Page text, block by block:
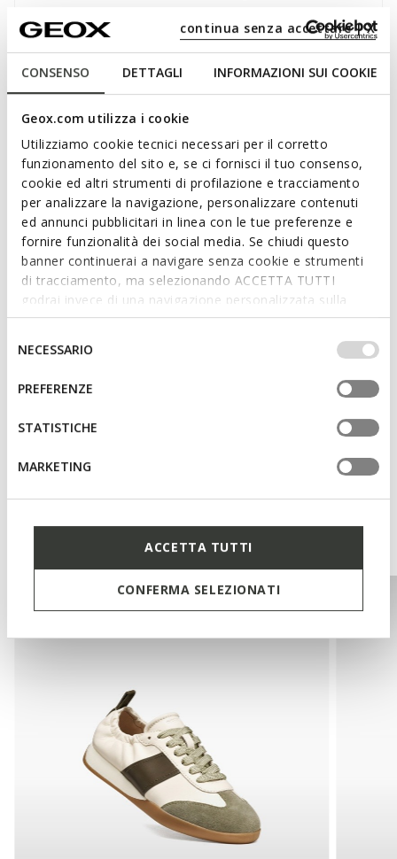
CONSENSO DETTAGLI INFORMAZIONI SUI COOKIE
Geox.com utilizza i cookie
Utilizziamo cookie tecnici necessari per il corretto
funzionamento del sito e, se ci fornisci il tuo consenso,
cookie ed altri strumenti di profilazione e tracciamento
per analizzare la navigazione, personalizzare contenuti
ed annunci pubblicitari in linea con le tue preferenze e
fornire funzionalità dei social media. Se chiudi questo
banner continuerai a navigare senza cookie e strumenti
di tracciamento, ma selezionando ACCETTA TUTTI
godrai invece di una navigazione personalizzata sulla
base dei tuoi gusti ed interessi. Selezionando
IMPOSTAZIONI potrai anche scegliere quali cookies ed
altri strumenti di tracciamento autorizzare. Per maggiori
informazioni o per modificare in qualsiasi momento le
tue impostazioni, visita la nostra
consenso
NECESSARIO
PREFERENZE
STATISTICHE
MARKETING
ACCETTA TUTTI
CONFERMA SELEZIONATI
continua senza accettare | X
Damessneakers met een eigentijds, sportief geïnspireerd
ontwerp. Verkrijgbaar in een delicate kleurstelling die licht
taupe en lichtgrijs combineert, gemaakt van stof en Lakleer.
De Dynamia is lichtgewicht en comfortabel en geeft Casual
outfits een gedurfde touch.
ITEMCODE: D655KA01166CH61L
Kenmerken
Zooldikte: 4 cm / 1,6"
Vetersluiting; Uitneembare inlegzool
Misschien vindt u dit ook leuk
Onlangs bekeken